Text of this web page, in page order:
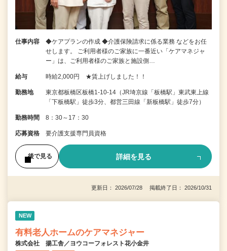
仕事内容
◆ケアプランの作成 ◆介護保険請求に係る業務 などをお任
せします。 ご利用者様のご家族に一番近い「ケアマネジャ
ー」は、ご利用者様のご家族と施設側…
給与 時給2,000円 ★賃上げしました！！
勤務地
東京都板橋区板橋1-10-14（JR埼京線「板橋駅」東武東上線
「下板橋駅」徒歩3分、都営三田線「新板橋駅」徒歩7分）
勤務時間 8：30～17：30
応募資格 要介護支援専門員資格
後で見る 詳細を見る
更新日： 2026/07/28 掲載終了日： 2026/10/31
NEW
有料老人ホームのケアマネジャー
株式会社 揚工舎／ヨウコーフォレスト花小金井